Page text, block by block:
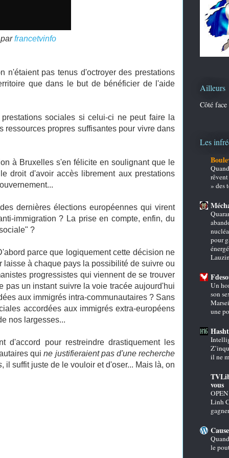
parfrancetvinfo
n'étaient pas tenus d'octroyer des prestations
que dans le but de bénéficier de l'aide
sociales si celui-ci ne peut faire la
propres suffisantes pour vivre dans
à Bruxelles s'en félicite en soulignant que le
droit d'avoir accès librement aux prestations
dernières élections européennes qui virent
immigration ? La prise en compte, enfin, du
?
parce que logiquement cette décision ne
à chaque pays la possibilité de suivre ou
progressistes qui viennent de se trouver
un instant suivre la voie tracée aujourd'hui
aux immigrés intra-communautaires ? Sans
accordées aux immigrés extra-européens
nos largesses...
d'accord pour restreindre drastiquement les
qui ne justifieraient pas d'une recherche
, il suffit juste de le vouloir et d'oser... Mais là, on
Ailleurs
Côté face
Les
» des
pour
Un
son
une
il ne
vous
Linh
le